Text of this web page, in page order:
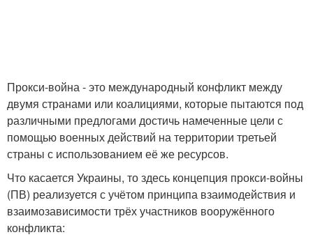
Прокси-война - это международный конфликт между
двумя странами или коалициями, которые пытаются под
различными предлогами достичь намеченные цели с
помощью военных действий на территории третьей
страны с использованием её же ресурсов.
Что касается Украины, то здесь концепция прокси-войны
(ПВ) реализуется с учётом принципа взаимодействия и
взаимозависимости трёх участников вооружённого
конфликта: